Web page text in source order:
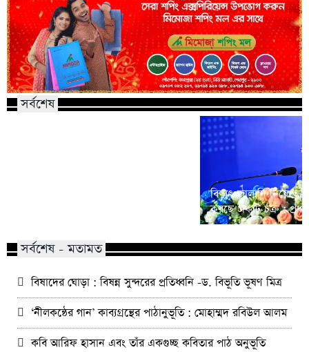
সর্বশেষ
বিদ্যুৎ-জ্বালানি নিয়ে
করছে একটি চক্র :
সর্বশেষ - মতামত
বিষাদের ঘোড়া : বিষন্ন সুন্দরের প্রতিধ্বনি -ড. বিভূতি ভূষণ মিত্র
‘নীলকন্ঠের গান’ কাব্যগ্রন্থের পাঠানুভূতি : মোহাম্মদ রবিউল আলম
কবি আরিফ হাসান এবং তাঁর একগুচ্ছ কবিতার পাঠ অনুভূতি